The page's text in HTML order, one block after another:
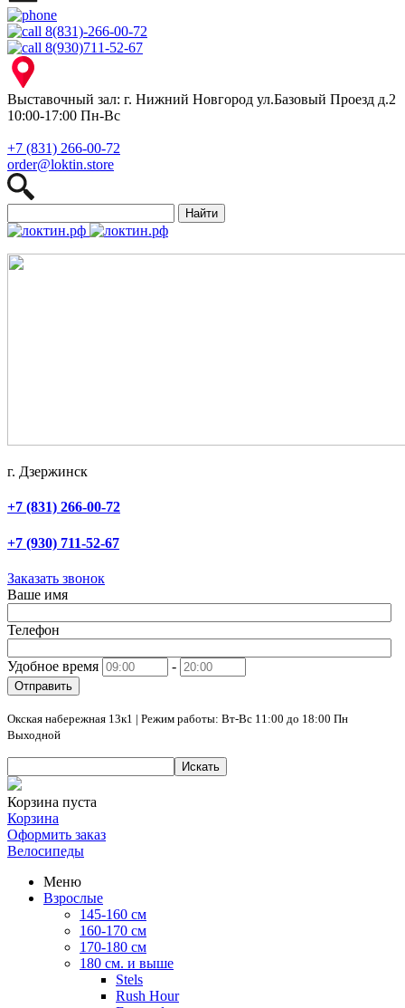
8(831)-266-00-72
8(930)711-52-67
Выставочный зал: г. Нижний Новгород ул.Базовый Проезд д.2
10:00-17:00 Пн-Вс
+7 (831) 266-00-72
order@loktin.store
Найти
г. Дзержинск
+7 (831) 266-00-72
+7 (930) 711-52-67
Заказать звонок
Ваше имя
Телефон
Удобное время -
Отправить
Окская набережная 13к1 | Режим работы: Вт-Вс 11:00 до 18:00 Пн
Выходной
Искать
Корзина пуста
Корзина
Оформить заказ
Велосипеды
Меню
Взрослые
145-160 см
160-170 см
170-180 см
180 см. и выше
Stels
Rush Hour